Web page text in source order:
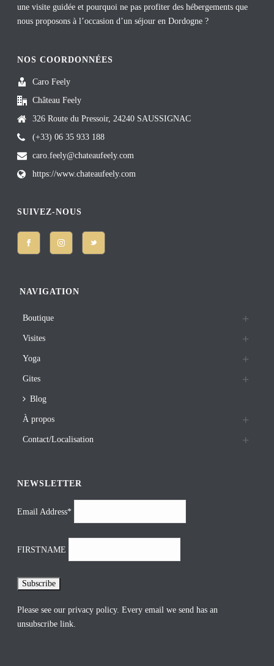
une visite guidée et pourquoi ne pas profiter des hébergements que
nous proposons à l’occasion d’un séjour en Dordogne ?
NOS COORDONNÉES
Caro Feely
Château Feely
326 Route du Pressoir, 24240 SAUSSIGNAC
(+33) 06 35 933 188
caro.feely@chateaufeely.com
https://www.chateaufeely.com
SUIVEZ-NOUS
NAVIGATION
Boutique
Visites
Yoga
Gites
Blog
À propos
Contact/Localisation
NEWSLETTER
Email Address*
FIRSTNAME
Please see ourprivacy policy. Every email we send has an
unsubscribe link.